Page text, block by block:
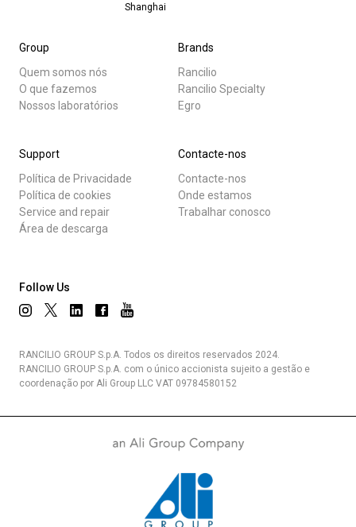
Shanghai
Group
Quem somos nós
O que fazemos
Nossos laboratórios
Brands
Rancilio
Rancilio Specialty
Egro
Support
Política de Privacidade
Política de cookies
Service and repair
Área de descarga
Contacte-nos
Contacte-nos
Onde estamos
Trabalhar conosco
Follow Us
RANCILIO GROUP S.p.A. Todos os direitos reservados 2024.
RANCILIO GROUP S.p.A. com o único accionista sujeito a gestão e
coordenação por Ali Group LLC VAT 09784580152